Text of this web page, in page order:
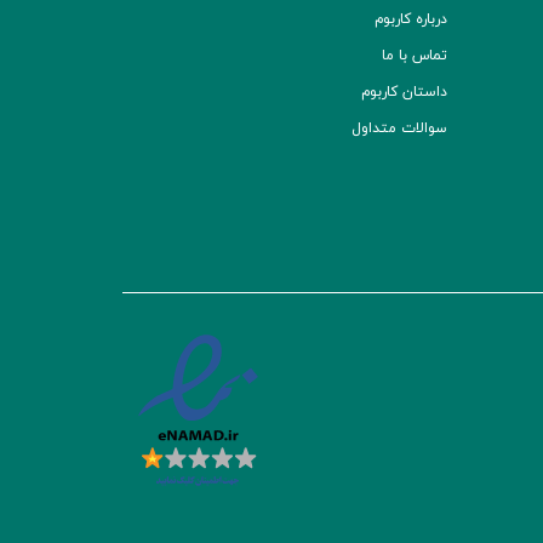
درباره کاربوم
تماس با ما
داستان کاربوم
سوالات متداول